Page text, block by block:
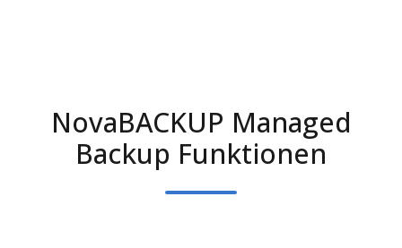
NovaBACKUP Managed
Backup Funktionen